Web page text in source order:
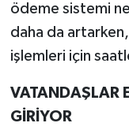
ödeme sistemi
daha da
işlemleri için
VATANDAŞLAR
GİRİYOR